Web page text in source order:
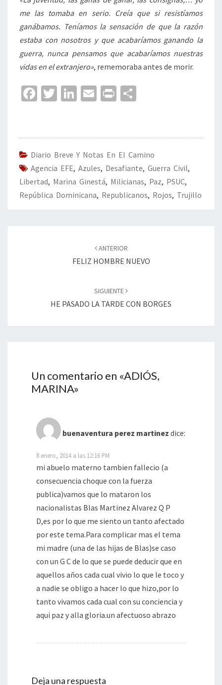
me las tomaba en serio. Creía que si resistíamos
ganábamos. Teníamos la sensación de que la razón
estaba con nosotros y que acabaríamos ganando la
guerra, nunca pensamos que acabaríamos nuestras
vidas en el extranjero», rememoraba antes de morir.
Fa
o
o
k
T
er
Li
dI
n
E
l
Pr
p
ar
tir
Diario Breve Y Notas En El Camino
Agencia EFE, Azules, Desafiante, Guerra Civil,
Libertad, Marina Ginestá, Milicianas, Paz, PSUC,
República Dominicana, Republicanos, Rojos, Trujillo
ANTERIOR
FELIZ HOMBRE NUEVO
SIGUIENTE
HE PASADO LA TARDE CON BORGES
Un comentario en «ADIÓS,
MARINA»
buenaventura perez martinez dice:
8 enero, 2014 a las 12:16 PM
mi abuelo materno tambien fallecio (a
consecuencia choque con la fuerza
publica)vamos que lo mataron los
nacionalistas Blas Martinez Alvarez Q P
D,es por lo que me siento un tanto afectado
por este tema.Para complicar mas el tema
mi madre (una de las hijas de Blas)se caso
con un G C de lo que se puede deducir que en
aquellos años cada cual vivio lo que le toco y
a nadie se obligo a hacer lo que hizo,por lo
tanto vivamos cada cual con su conciencia y
aqui paz y alla gloria.un afectuoso abrazo
Deja una respuesta